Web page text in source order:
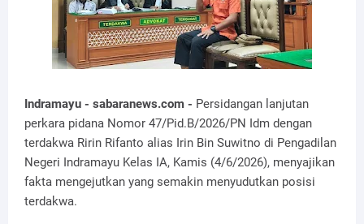
Indramayu - sabaranews.com - Persidangan lanjutan
perkara pidana Nomor 47/Pid.B/2026/PN Idm dengan
terdakwa Ririn Rifanto alias Irin Bin Suwitno di Pengadilan
Negeri Indramayu Kelas IA, Kamis (4/6/2026), menyajikan
fakta mengejutkan yang semakin menyudutkan posisi
terdakwa.